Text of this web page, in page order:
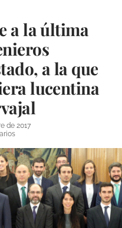
a la última
a la que
lucentina
de 2017